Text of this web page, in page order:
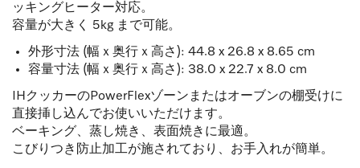
ッキングヒーター対応。
容量が大きく 5kg まで可能。
外形寸法 (幅ｘ奥行ｘ高さ): 44.8 x 26.8 x 8.65 cm
容量寸法 (幅ｘ奥行ｘ高さ): 38.0 x 22.7 x 8.0 cm
IHクッカーのPowerFlexゾーンまたはオーブンの棚受けに
直接挿し込んでお使いいただけます。
ベーキング、蒸し焼き、表面焼きに最適。
こびりつき防止加工が施されており、お手入れが簡単。